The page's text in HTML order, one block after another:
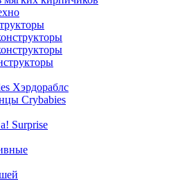
Хэрдораблс
Crybabies
Surprise